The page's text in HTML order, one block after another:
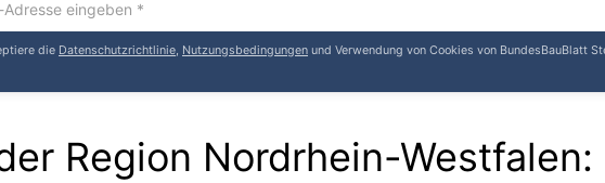
die Datenschutzrichtlinie, Nutzungsbedingungen und Verwendung von Cookies von BundesBauBlatt
Region Nordrhein-Westfalen: